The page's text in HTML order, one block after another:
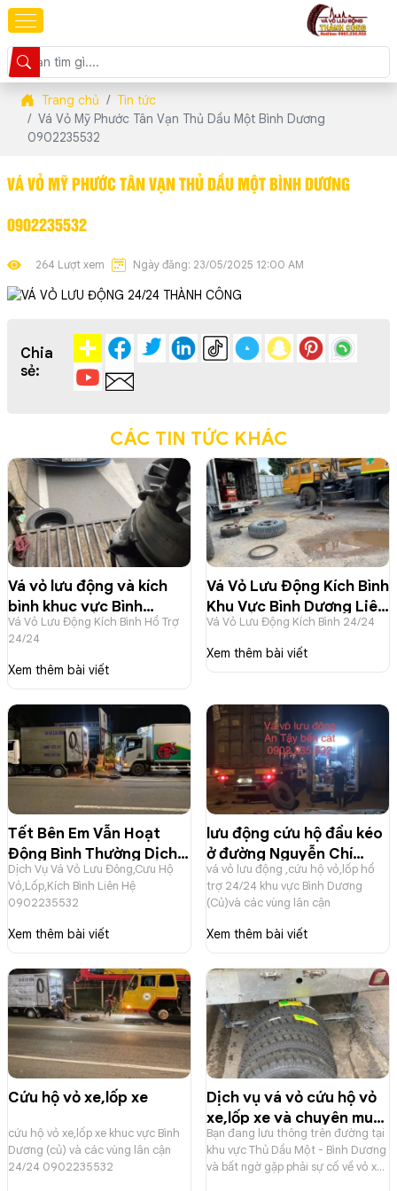
Trang chủ
Tin tức
Vá Vỏ Mỹ Phước Tân Vạn Thủ Dầu Một Bình Dương
0902235532
VÁ VỎ MỸ PHƯỚC TÂN VẠN THỦ DẦU MỘT BÌNH DƯƠNG
0902235532
264 Lượt xem Ngày đăng: 23/05/2025 12:00 AM
Chia
sẻ:
CÁC TIN TỨC KHÁC
Vá vỏ lưu động và kích
bình khuc vực Bình
Dương (củ) và lân cận
liên hệ 0902235532
Vá Vỏ Lưu Động Kích Bình Hổ Trợ
24/24
Xem thêm bài viết
Vá Vỏ Lưu Động Kích Bình
Khu Vực Bình Dương Liên
Hệ 0902235532
Vá Vỏ Lưu Động Kích Bình 24/24
Xem thêm bài viết
Tết Bên Em Vẫn Hoạt
Động Bình Thường Dịch
Vụ Vá Vỏ Lưu Đông,Cưu
Hộ Vỏ,Lốp,Kích Bình
Dịch Vụ Vá Vỏ Lưu Đông,Cưu Hộ
Vỏ,Lốp,Kích Bình Liên Hệ
0902235532
Xem thêm bài viết
lưu động cứu hộ đầu kéo
ở đường Nguyễn Chí
Thah An Tây Bến Cát
(Bình Dương Củ)
vá vỏ lưu động ,cứu hộ vỏ,lốp hổ
trợ 24/24 khu vực Bình Dương
(Củ)và các vùng lân cận
Xem thêm bài viết
Cứu hộ vỏ xe,lốp xe
cứu hộ vỏ xe,lốp xe khuc vực Bình
Dương (củ) và các vùng lân cận
24/24 0902235532
Dịch vụ vá vỏ cứu hộ vỏ
xe,lốp xe và chuyên mua
bán vỏ xe mới và vỏ xe
đã qua sử dụng
0902235532
Bạn đang lưu thông trên đường tại
khu vực Thủ Dầu Một - Bình Dương
và bất ngờ gặp phải sự cố về vỏ xe?